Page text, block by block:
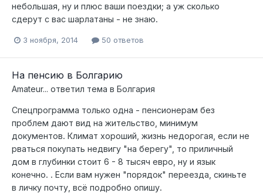
небольшая, ну и плюс ваши поездки; а уж сколько
сдерут с вас шарлатаны - не знаю.
3 ноября, 2014 50 ответов
На пенсию в Болгарию
Amateur... ответил тема в Болгария
Спецпрограмма только одна - пенсионерам без
проблем дают вид на жительство, минимум
документов. Климат хороший, жизнь недорогая, если не
рваться покупать недвигу "на берегу", то приличный
дом в глубинки стоит 6 - 8 тысяч евро, ну и язык
конечно. . Если вам нужен "порядок" переезда, скиньте
в личку почту, всё подробно опишу.